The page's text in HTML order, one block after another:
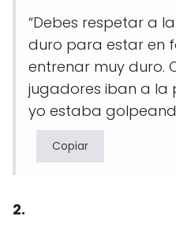
“Debes respetar a
duro para estar en
entrenar muy duro.
jugadores iban a la
yo estaba
Copiar
2.